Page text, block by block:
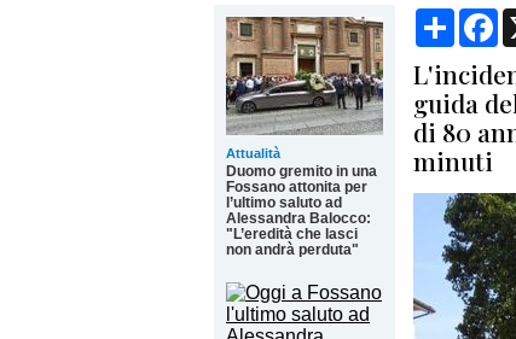
Attualità
Duomo gremito in una
Fossano attonita per
l’ultimo saluto ad
Alessandra Balocco:
"L’eredità che lasci
non andrà perduta"
guida
di 80
minuti